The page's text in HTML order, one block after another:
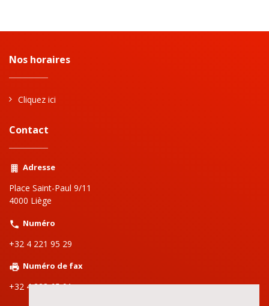
Nos horaires
Cliquez ici
Contact
Adresse
Place Saint-Paul 9/11
4000 Liège
Numéro
+32 4 221 95 29
Numéro de fax
+32 4 223 65 91